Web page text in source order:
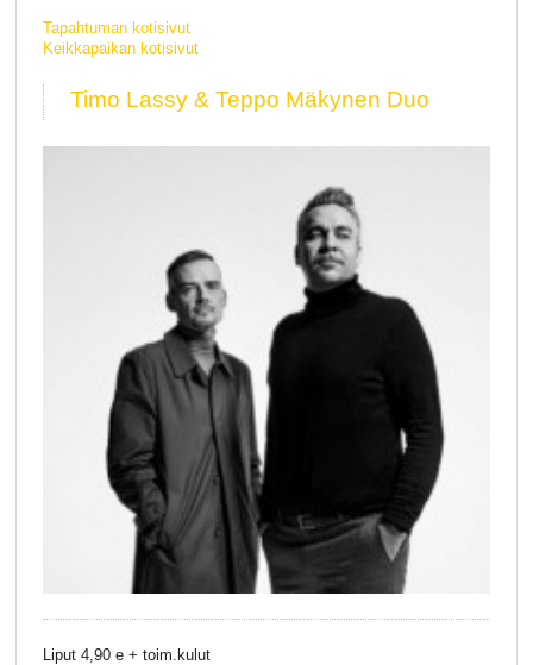
Tapahtuman kotisivut
Keikkapaikan kotisivut
Timo Lassy & Teppo Mäkynen Duo
Liput 4,90 e + toim.kulut